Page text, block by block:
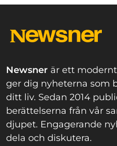
Newsner är ett
ger dig nyheterna som
ditt liv. Sedan 2014
berättelserna från vår
djupet. Engagerande
dela och diskutera.